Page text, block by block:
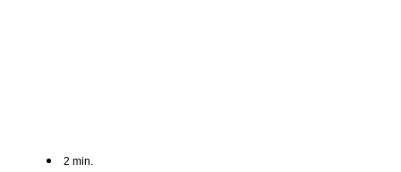
2 min.